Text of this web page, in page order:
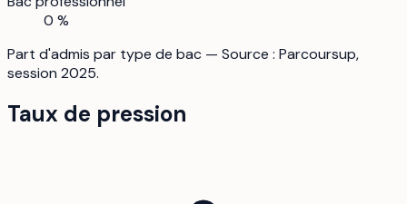
0 %
Part d'admis par type de bac — Source : Parcoursup,
session 2025.
Taux de pression